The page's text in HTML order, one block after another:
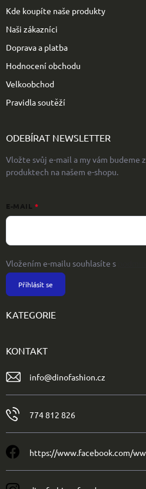
Kde koupíte naše produkty
Naši zákazníci
Doprava a platba
Hodnocení obchodu
Velkoobchod
Pravidla soutěží
ODEBÍRAT NEWSLETTER
Vložte svůj e-mail a my vám budeme
produktech na našem e-shopu.
E-MAIL
Vložením e-mailu souhlasíte s
Přihlásit se
KATEGORIE
KONTAKT
info@dinofashion.cz
774 812 826
https://www.facebook.com/